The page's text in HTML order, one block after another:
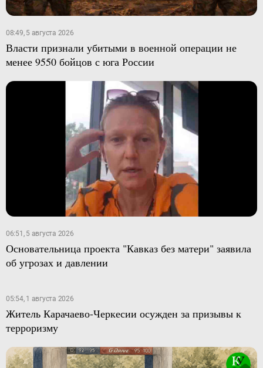
08:49, 5 августа 2026
Власти признали убитыми в военной операции не
менее 9550 бойцов с юга России
06:51, 5 августа 2026
Основательница проекта "Кавказ без матери" заявила
об угрозах и давлении
05:54, 1 августа 2026
Житель Карачаево-Черкесии осужден за призывы к
терроризму